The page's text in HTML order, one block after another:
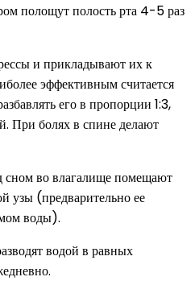
полощут полость рта 4-5 раз
и прикладывают их к
эффективным считается
его в пропорции 1:3,
При болях в спине делают
сном во влагалище помещают
узы (предварительно ее
воды).
водой в равных